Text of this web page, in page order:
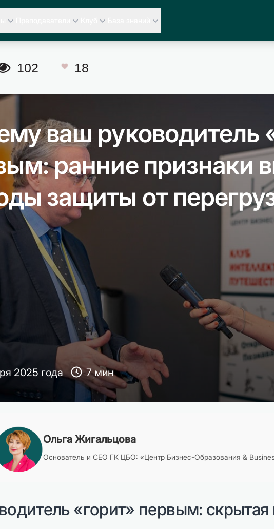
102 C 18
ваш руководитель
ранние признаки
защиты от
2025 года 7 мин
Ольга Жигальцова
Основатель и CEO ГК ЦБО: «Центр Бизнес-Образования &
«горит» первым: скрытая